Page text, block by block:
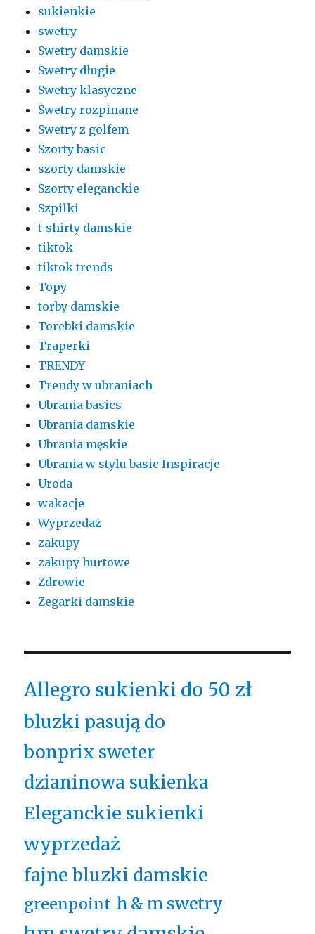
sukienkie
swetry
Swetry damskie
Swetry długie
Swetry klasyczne
Swetry rozpinane
Swetry z golfem
Szorty basic
szorty damskie
Szorty eleganckie
Szpilki
t-shirty damskie
tiktok
tiktok trends
Topy
torby damskie
Torebki damskie
Traperki
TRENDY
Trendy w ubraniach
Ubrania basics
Ubrania damskie
Ubrania męskie
Ubrania w stylu basic Inspiracje
Uroda
wakacje
Wyprzedaż
zakupy
zakupy hurtowe
Zdrowie
Zegarki damskie
Allegro sukienki do 50 zł
bluzki pasują do
bonprix sweter
dzianinowa sukienka
Eleganckie sukienki
wyprzedaż
fajne bluzki damskie
greenpoint h & m swetry